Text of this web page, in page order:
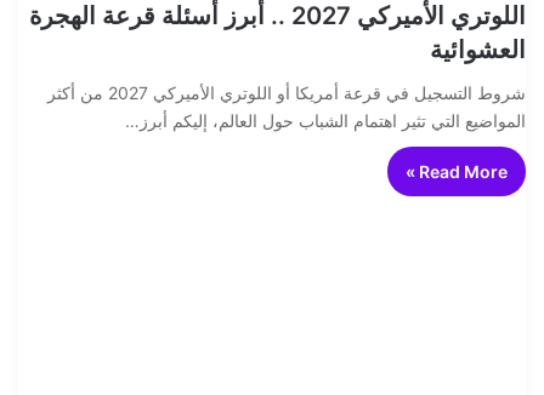
اللوتري الأميركي 2027 .. أبرز أسئلة قرعة الهجرة
العشوائية
شروط التسجيل في قرعة أمريكا أو اللوتري الأميركي 2027 من أكثر
المواضيع التي تثير اهتمام الشباب حول العالم، إليكم أبرز…
Read More »